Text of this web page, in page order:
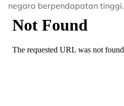
negara berpendapatan tinggi.